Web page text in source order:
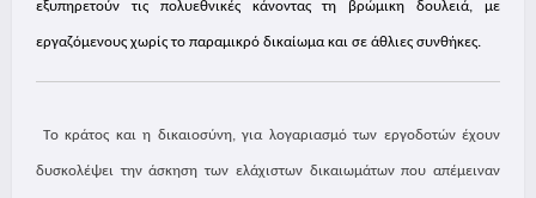
εξυπηρετούν τις πολυεθνικές κάνοντας τη βρώμικη δουλειά, με
εργαζόμενους χωρίς το παραμικρό δικαίωμα και σε άθλιες συνθήκες.
Tο κράτος και η δικαιοσύνη, για λογαριασμό των εργοδοτών έχουν
δυσκολέψει την άσκηση των ελάχιστων δικαιωμάτων που απέμειναν